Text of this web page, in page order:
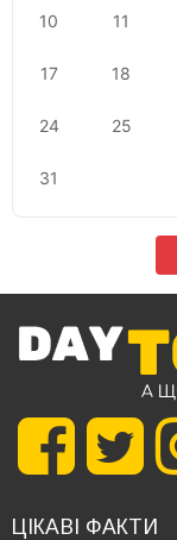
10 11
17 18
24 25
31
ЦІКАВІ ФАКТИ